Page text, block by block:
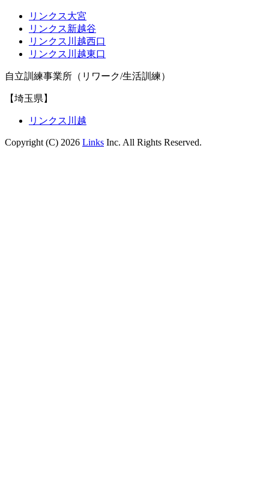
リンクス大宮
リンクス新越谷
リンクス川越西口
リンクス川越東口
自立訓練事業所（リワーク/生活訓練）
【埼玉県】
リンクス川越
Copyright (C) 2026 Links Inc. All Rights Reserved.